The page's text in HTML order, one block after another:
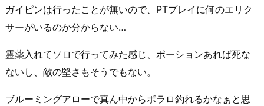
ガイピンは行ったことが無いので、PTプレイに何のエリク
サーがいるのか分からない…
霊薬入れてソロで行ってみた感じ、ポーションあれば死な
ないし、敵の堅さもそうでもない。
ブルーミングアローで真ん中からボラロ釣れるかなぁと思